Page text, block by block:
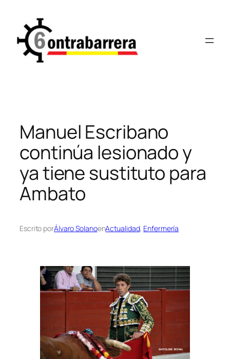
contenido
Manuel Escribano
continúa lesionado y
ya tiene sustituto para
Ambato
Escrito porÁlvaro SolanoenActualidad, Enfermería